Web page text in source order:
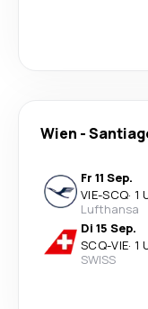
Wien -
Fr 11 Sep.
VIE-SCQ· 1
Lufthansa
Di 15 Sep.
SCQ-VIE· 1
SWISS